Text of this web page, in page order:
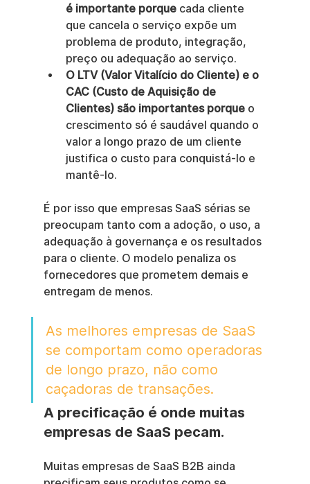
é importante porque cada cliente
que cancela o serviço expõe um
problema de produto, integração,
preço ou adequação ao serviço.
O LTV (Valor Vitalício do Cliente) e o
CAC (Custo de Aquisição de
Clientes) são importantes porque o
crescimento só é saudável quando o
valor a longo prazo de um cliente
justifica o custo para conquistá-lo e
mantê-lo.
É por isso que empresas SaaS sérias se
preocupam tanto com a adoção, o uso, a
adequação à governança e os resultados
para o cliente. O modelo penaliza os
fornecedores que prometem demais e
entregam de menos.
As melhores empresas de SaaS
se comportam como operadoras
de longo prazo, não como
caçadoras de transações.
A precificação é onde muitas
empresas de SaaS pecam.
Muitas empresas de SaaS B2B ainda